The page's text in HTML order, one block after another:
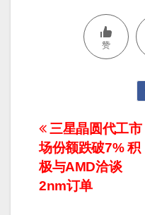
赞
文
章
导
三星晶圆代工市
场份额跌破7% 积
极与AMD洽谈
2nm订单